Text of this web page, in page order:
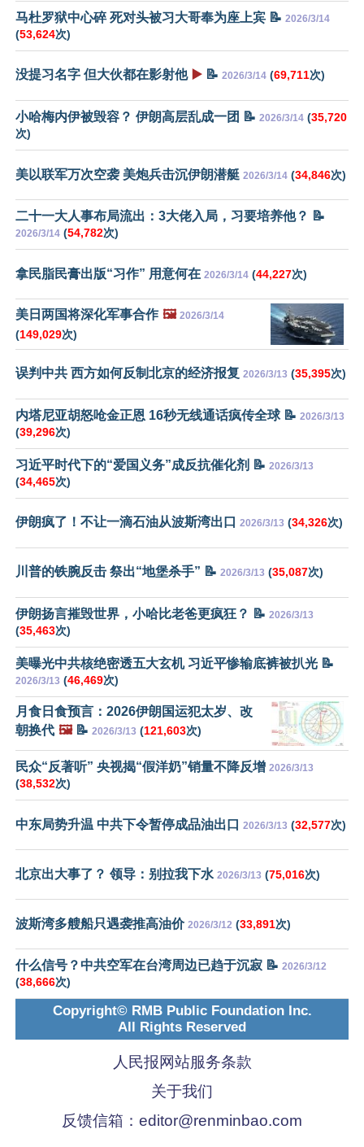
马杜罗狱中心碎 死对头被习大哥奉为座上宾 📝 2026/3/14
(53,624次)
没提习名字 但大伙都在影射他 ▶️ 📝 2026/3/14 (69,711次)
小哈梅内伊被毁容？ 伊朗高层乱成一团 📝 2026/3/14 (35,720
次)
美以联军万次空袭 美炮兵击沉伊朗潜艇 2026/3/14 (34,846次)
二十一大人事布局流出：3大佬入局，习要培养他？ 📝
2026/3/14 (54,782次)
拿民脂民膏出版“习作” 用意何在 2026/3/14 (44,227次)
美日两国将深化军事合作 🖼️ 2026/3/14
(149,029次)
误判中共 西方如何反制北京的经济报复 2026/3/13 (35,395次)
内塔尼亚胡怒呛金正恩 16秒无线通话疯传全球 📝 2026/3/13
(39,296次)
习近平时代下的“爱国义务”成反抗催化剂 📝 2026/3/13
(34,465次)
伊朗疯了！不让一滴石油从波斯湾出口 2026/3/13 (34,326次)
川普的铁腕反击 祭出“地堡杀手” 📝 2026/3/13 (35,087次)
伊朗扬言摧毁世界，小哈比老爸更疯狂？ 📝 2026/3/13
(35,463次)
美曝光中共核绝密透五大玄机 习近平惨输底裤被扒光 📝
2026/3/13 (46,469次)
月食日食预言：2026伊朗国运犯太岁、改
朝换代 🖼️📝 2026/3/13 (121,603次)
民众“反著听” 央视揭“假洋奶”销量不降反增 2026/3/13
(38,532次)
中东局势升温 中共下令暂停成品油出口 2026/3/13 (32,577次)
北京出大事了？ 领导：别拉我下水 2026/3/13 (75,016次)
波斯湾多艘船只遇袭推高油价 2026/3/12 (33,891次)
什么信号？中共空军在台湾周边已趋于沉寂 📝 2026/3/12
(38,666次)
Copyright© RMB Public Foundation Inc.
All Rights Reserved
人民报网站服务条款
关于我们
反馈信箱： editor@renminbao.com